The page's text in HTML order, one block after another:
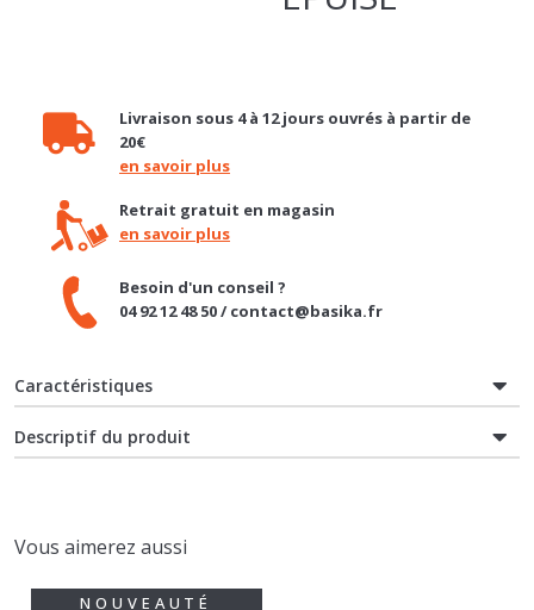
en savoir plus
Retrait gratuit en magasin
en savoir plus
Besoin d'un conseil ?
Caractéristiques
Descriptif du produit
NOUVEAUTÉ